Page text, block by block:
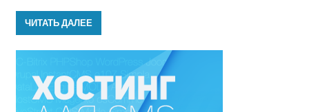
ЧИТАТЬ ДАЛЕЕ